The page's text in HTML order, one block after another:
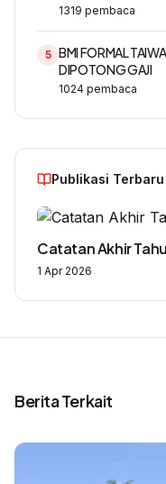
1319 pembaca
5 BMI FORMAL
DIPOTONG GAJI
1024 pembaca
Publikasi Terbaru
Catatan Akhir
1 Apr 2026
Berita Terkait